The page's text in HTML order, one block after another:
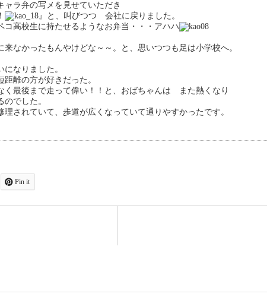
ラ弁の写メを見せていただき
』と、叫びつつ 会社に戻りました。
高校生に持たせるようなお弁当・・・アハハ
なかったもんやけどな～～。と、思いつつも足は小学校へ。
なりました。
離の方が好きだった。
く最後まで走って偉い！！と、おばちゃんは また熱くなり
でした。
理されていて、歩道が広くなっていて通りやすかったです。
Pin it